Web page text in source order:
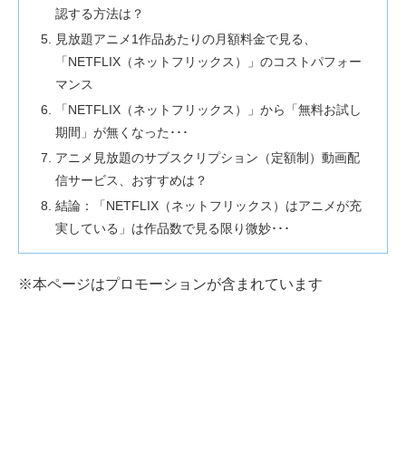
認する方法は？
見放題アニメ1作品あたりの月額料金で見る、
「NETFLIX（ネットフリックス）」のコストパフォー
マンス
「NETFLIX（ネットフリックス）」から「無料お試し
期間」が無くなった･･･
アニメ見放題のサブスクリプション（定額制）動画配
信サービス、おすすめは？
結論：「NETFLIX（ネットフリックス）はアニメが充
実している」は作品数で見る限り微妙･･･
※本ページはプロモーションが含まれています